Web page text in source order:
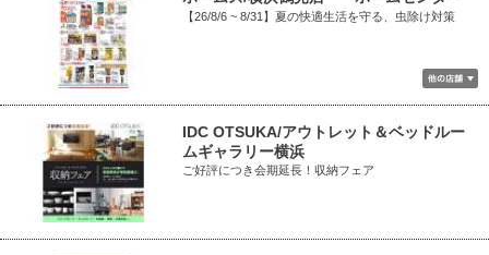
【26/8/6 ~ 8/31】夏の快適生活を守る、虫除け対策
IDC OTSUKA/アウトレット＆ベッドルー
ムギャラリー横浜
ご好評につき会期延長！収納フェア